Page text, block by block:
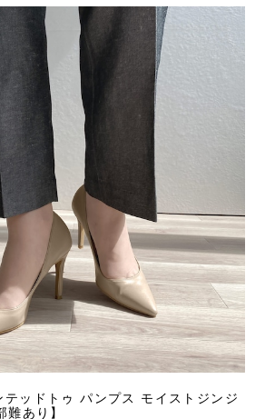
テッドトゥ パンプス モイストジンジ
あり】